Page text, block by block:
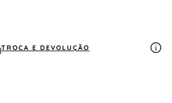
TROCA E DEVOLUÇÃO